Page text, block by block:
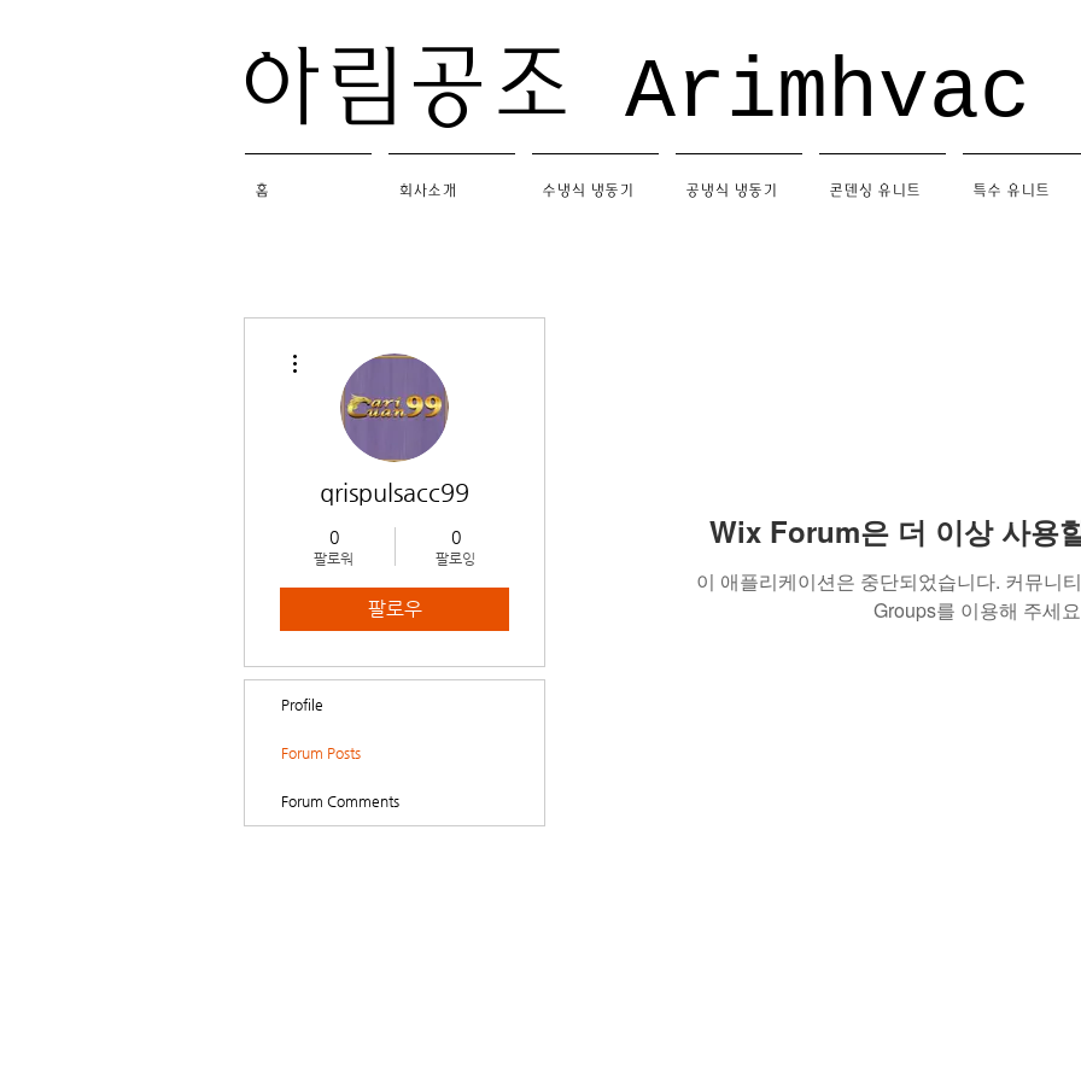
​아림공조 Arimhvac
홈 회사소개 수냉식 냉동기 공냉식 냉동기 콘덴싱 유니트 특수 유니트
Wix Forum은 더 이상 사용
이 애플리케이션은 중단되었습니다. 커뮤니
Groups를 이용해 주세
qrispulsacc99
0
팔로워
0
팔로잉
팔로우
Profile
Forum Posts
Forum Comments